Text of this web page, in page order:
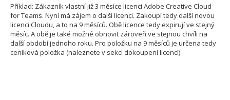
Příklad: Zákazník vlastní již 3 měsíce licenci Adobe Creative Cloud
for Teams. Nyní má zájem o další licenci. Zakoupí tedy další novou
licenci Cloudu, a to na 9 měsíců. Obě licence tedy expirují ve stejný
měsíc. A obě je také možné obnovit zároveň ve stejnou chvíli na
další období jednoho roku. Pro položku na 9 měsíců je určena tedy
ceníková položka (naleznete v sekci dokoupení licencí).